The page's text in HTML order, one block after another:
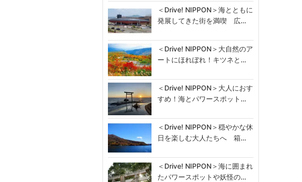
＜Drive! NIPPON＞海とともに
発展してきた街を満喫 広…
＜Drive! NIPPON＞大自然のア
ートにほれぼれ！キツネと…
＜Drive! NIPPON＞大人におす
すめ！海とパワースポット…
＜Drive! NIPPON＞穏やかな休
日を楽しむ大人たちへ 箱…
＜Drive! NIPPON＞海に囲まれ
たパワースポットや妖怪の…